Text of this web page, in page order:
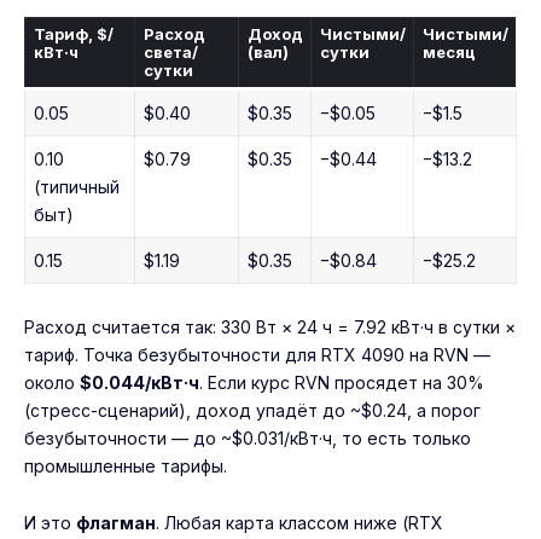
Тариф, $/
кВт·ч
Расход
света/
сутки
Доход
(вал)
Чистыми/
сутки
Чистыми/
месяц
0.05 $0.40 $0.35 −$0.05 −$1.5
0.10
(типичный
быт)
$0.79 $0.35 −$0.44 −$13.2
0.15 $1.19 $0.35 −$0.84 −$25.2
Расход считается так: 330 Вт × 24 ч = 7.92 кВт·ч в сутки ×
тариф. Точка безубыточности для RTX 4090 на RVN —
около $0.044/кВт·ч. Если курс RVN просядет на 30%
(стресс-сценарий), доход упадёт до ~$0.24, а порог
безубыточности — до ~$0.031/кВт·ч, то есть только
промышленные тарифы.
И это флагман. Любая карта классом ниже (RTX